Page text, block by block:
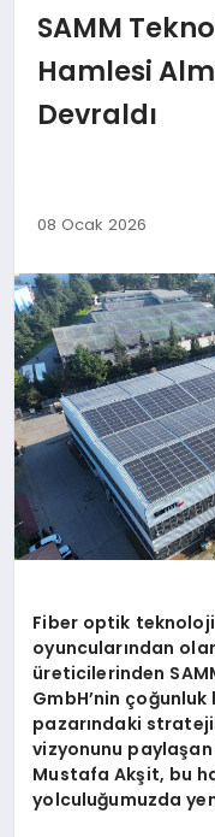
GÜNCEL
TEKNOLOJI
GENEL
EKONOMI
YEREL HABERLER
GÜNDEM
SAMM
Hamlesi
Devraldı
08 Ocak 2026
Fiber optik teknoloji
oyuncularından
üreticilerinden
GmbH’nin
pazarındaki stratejik
vizyonunu paylaşan
Mustafa Akşit, bu
yolculuğumuzda